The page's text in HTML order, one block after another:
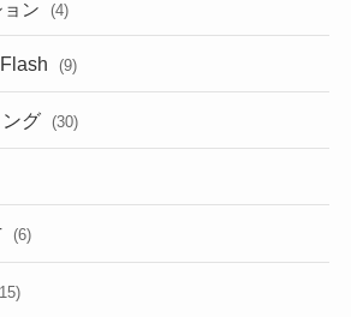
ン (4)
(9)
グ (30)
(6)